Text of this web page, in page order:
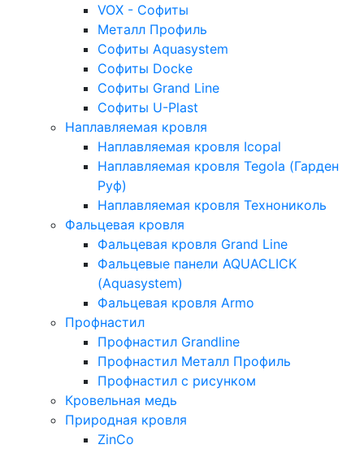
VOX - Софиты
Металл Профиль
Софиты Aquasystem
Софиты Docke
Софиты Grand Line
Софиты U-Plast
Наплавляемая кровля
Наплавляемая кровля Icopal
Наплавляемая кровля Tegola (Гарден
Руф)
Наплавляемая кровля Технониколь
Фальцевая кровля
Фальцевая кровля Grand Line
Фальцевые панели AQUACLICK
(Aquasystem)
Фальцевая кровля Armo
Профнастил
Профнастил Grandline
Профнастил Металл Профиль
Профнастил с рисунком
Кровельная медь
Природная кровля
ZinCo